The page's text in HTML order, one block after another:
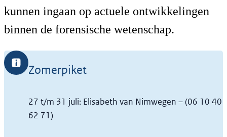
kunnen ingaan op actuele ontwikkelingen
binnen de forensische wetenschap.
Zomerpiket
27 t/m 31 juli: Elisabeth van Nimwegen – (06 10 40
62 71)